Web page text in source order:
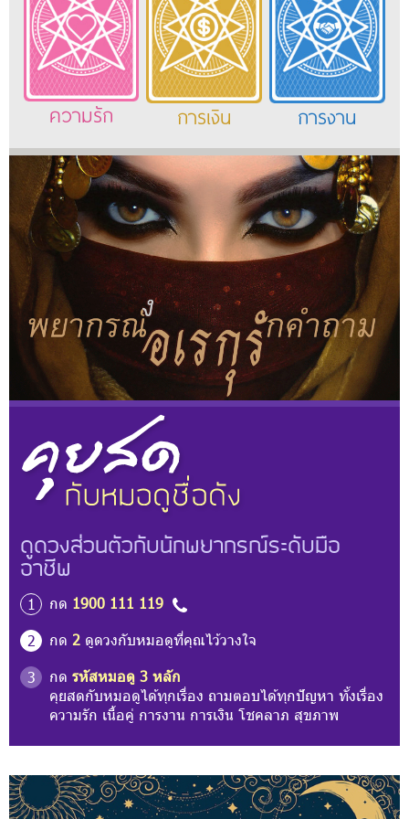
ความรัก การเงิน การงาน
ดูดวงส่วนตัวกับนักพยากรณ์ระดับมือ
อาชีพ
1 กด 1900 111 119
2
กด 2 ดูดวงกับหมอดูที่คุณไว้วางใจ
3
กด รหัสหมอดู 3 หลัก
คุยสดกับหมอดูได้ทุกเรื่อง ถามตอบได้ทุกปัญหา ทั้งเรื่อง
ความรัก เนื้อคู่ การงาน การเงิน โชคลาภ สุขภาพ